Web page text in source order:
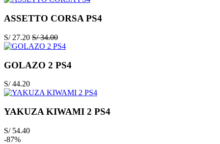
ASSETTO CORSA PS4
S/27.20 S/34.00
GOLAZO 2 PS4
S/44.20
YAKUZA KIWAMI 2 PS4
S/54.40
-87%